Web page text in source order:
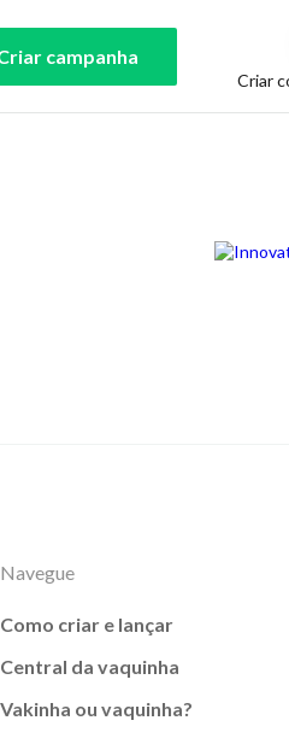
campanha
Criar
Navegue
Como criar e lançar
Central da vaquinha
Vakinha ou vaquinha?